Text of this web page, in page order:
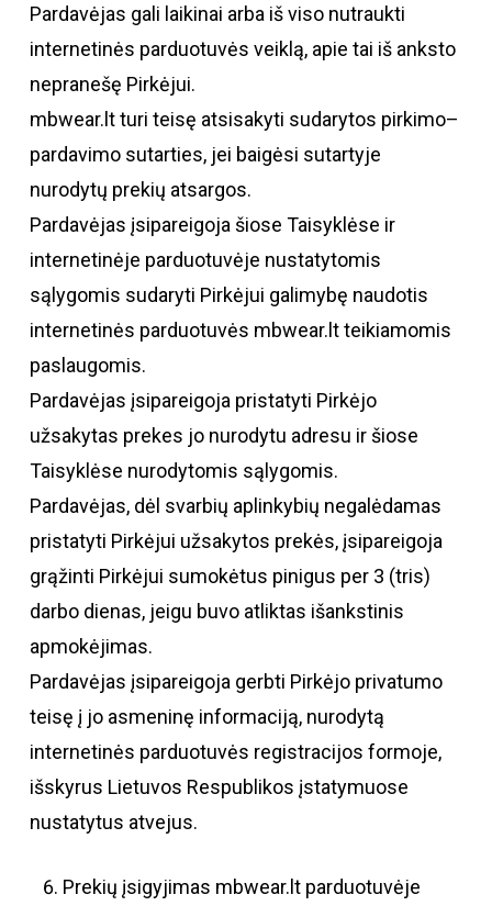
Pardavėjas gali laikinai arba iš viso nutraukti
internetinės parduotuvės veiklą, apie tai iš anksto
nepranešę Pirkėjui.
mbwear.lt turi teisę atsisakyti sudarytos pirkimo–
pardavimo sutarties, jei baigėsi sutartyje
nurodytų prekių atsargos.
Pardavėjas įsipareigoja šiose Taisyklėse ir
internetinėje parduotuvėje nustatytomis
sąlygomis sudaryti Pirkėjui galimybę naudotis
internetinės parduotuvės mbwear.lt teikiamomis
paslaugomis.
Pardavėjas įsipareigoja pristatyti Pirkėjo
užsakytas prekes jo nurodytu adresu ir šiose
Taisyklėse nurodytomis sąlygomis.
Pardavėjas, dėl svarbių aplinkybių negalėdamas
pristatyti Pirkėjui užsakytos prekės, įsipareigoja
grąžinti Pirkėjui sumokėtus pinigus per 3 (tris)
darbo dienas, jeigu buvo atliktas išankstinis
apmokėjimas.
Pardavėjas įsipareigoja gerbti Pirkėjo privatumo
teisę į jo asmeninę informaciją, nurodytą
internetinės parduotuvės registracijos formoje,
išskyrus Lietuvos Respublikos įstatymuose
nustatytus atvejus.
Prekių įsigyjimas mbwear.lt parduotuvėje